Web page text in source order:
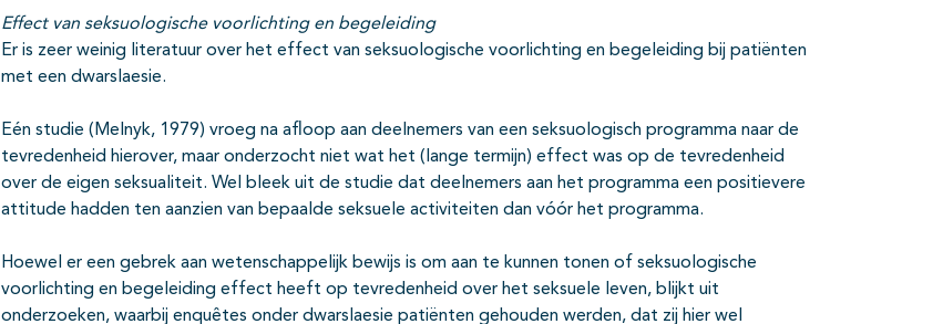
Effect van seksuologische voorlichting en begeleiding
Er is zeer weinig literatuur over het effect van seksuologische voorlichting en begeleiding bij patiënten
met een dwarslaesie.
Eén studie (Melnyk, 1979) vroeg na afloop aan deelnemers van een seksuologisch programma naar de
tevredenheid hierover, maar onderzocht niet wat het (lange termijn) effect was op de tevredenheid
over de eigen seksualiteit. Wel bleek uit de studie dat deelnemers aan het programma een positievere
attitude hadden ten aanzien van bepaalde seksuele activiteiten dan vóór het programma.
Hoewel er een gebrek aan wetenschappelijk bewijs is om aan te kunnen tonen of seksuologische
voorlichting en begeleiding effect heeft op tevredenheid over het seksuele leven, blijkt uit
onderzoeken, waarbij enquêtes onder dwarslaesie patiënten gehouden werden, dat zij hier wel